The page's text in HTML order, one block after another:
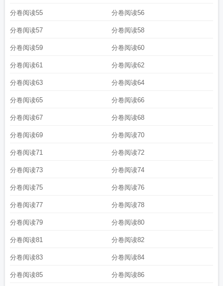
分卷阅读55 分卷阅读56
分卷阅读57 分卷阅读58
分卷阅读59 分卷阅读60
分卷阅读61 分卷阅读62
分卷阅读63 分卷阅读64
分卷阅读65 分卷阅读66
分卷阅读67 分卷阅读68
分卷阅读69 分卷阅读70
分卷阅读71 分卷阅读72
分卷阅读73 分卷阅读74
分卷阅读75 分卷阅读76
分卷阅读77 分卷阅读78
分卷阅读79 分卷阅读80
分卷阅读81 分卷阅读82
分卷阅读83 分卷阅读84
分卷阅读85 分卷阅读86